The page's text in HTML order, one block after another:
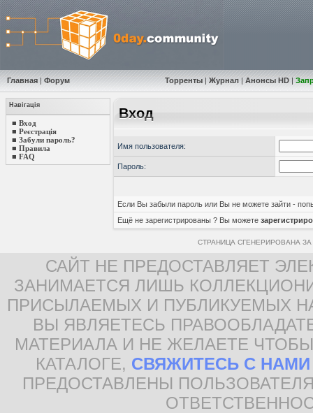
Главная | Форум Торренты |Журнал |Анонсы HD |
Навігація
■ Вход
■ Реєстрація
■ Забули пароль?
■ Правила
■ FAQ
Вход
Имя пользователя:
Пароль:
Если Вы забыли пароль или Вы не можете зайти -
Ещё не зарегистрированы ? Вы можете
СТРАНИЦА СГЕНЕРИРОВАНА
САЙТ НЕ ПРЕДОСТАВЛЯЕТ
ЗАНИМАЕТСЯ ЛИШЬ
ПРИСЫЛАЕМЫХ И ПУБЛИКУЕМЫХ
ВЫ ЯВЛЯЕТЕСЬ
МАТЕРИАЛА И НЕ ЖЕЛАЕТЕ
КАТАЛОГЕ, СВЯЖИТЕСЬ С НАМИ
ПРЕДОСТАВЛЕНЫ